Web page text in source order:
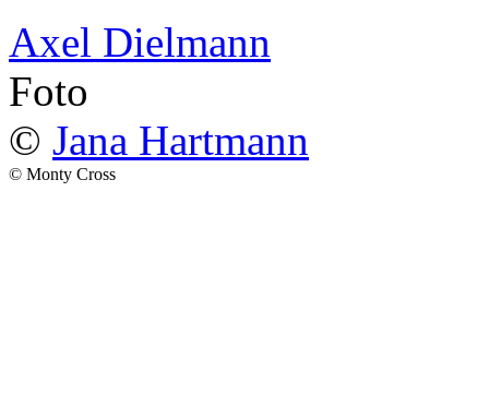
Axel Dielmann
Foto
© Jana Hartmann
© Monty Cross